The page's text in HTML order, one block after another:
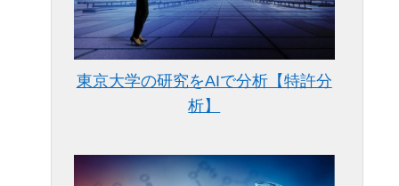
東京大学の研究をAIで分析【特許分
析】